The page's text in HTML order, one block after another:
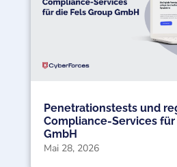
Penetrationstests und
Compliance-Services für
GmbH
Mai 28, 2026